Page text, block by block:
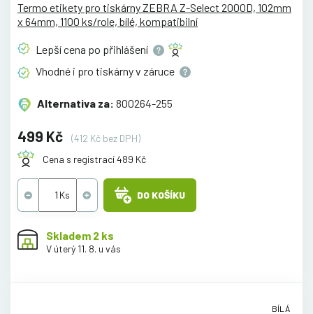
Termo etikety pro tiskárny ZEBRA Z-Select 2000D, 102mm
x 64mm, 1100 ks/role, bílé, kompatibilní
Lepší cena po přihlášení
Vhodné i pro tiskárny v záruce
Alternativa za: 800264-255
499 Kč
(412 Kč bez DPH)
Cena s registrací 489 Kč
DO KOŠÍKU
Skladem 2 ks
V úterý 11. 8. u vás
BÍLÁ